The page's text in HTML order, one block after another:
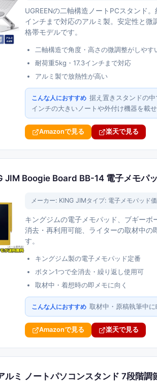
UGREENの二軸構造ノートPCスタンド
インチまで対応のアルミ製。安定性と
格帯モデルです。
二軸構造で角度・高さの微調整がしやす
耐荷重5kg・17.3インチまで対応
アルミ製で放熱性が高い
こんな人におすすめ 据え置きスタンドの
インチの大きいノートや外付け機器を載
Amazonで見る 楽天で見る
JIM Boogie Board BB-14 電子メモパ
メーカー: KING JIMタイプ: 電子メモパッド
キングジムの電子メモパッド、ブギー
消去・再利用可能、ライターの取材中
す。
キングジム製の電子メモパッド定番
ボタン1つで全消去・繰り返し使用可
取材中・着想時の即メモに向く
こんな人におすすめ 取材中・原稿執筆中
Amazonで見る 楽天で見る
ルミ ノートパソコンスタンド 7段階調